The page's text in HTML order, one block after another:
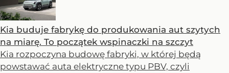
Kia buduje fabrykę do produkowania aut szytych
na miarę. To początek wspinaczki na szczyt
Kia rozpoczyna budowę fabryki, w której będą
powstawać auta elektryczne typu PBV, czyli